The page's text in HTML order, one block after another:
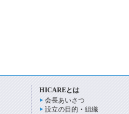
HICAREとは
会長あいさつ
設立の目的・組織